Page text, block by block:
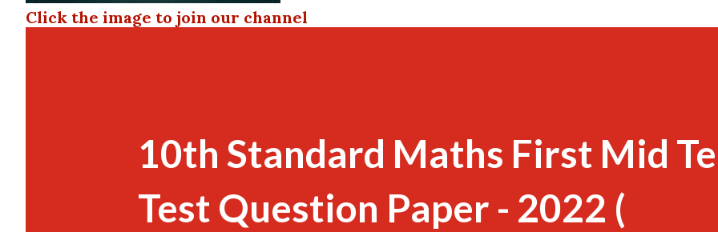
Click the image to join our channel
10th Standard Maths First Mid
Test Question Paper - 2022 (